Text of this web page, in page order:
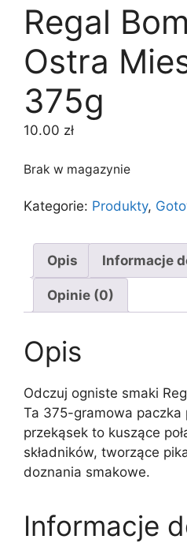
Regal
Ostra
375g
10.00 zł
Brak w magazynie
Kategorie: Produkty,
Opis Informacje
Opinie (0)
Opis
Odczuj ogniste smaki
Ta 375-gramowa paczka
przekąsek to kuszące
składników, tworzące
doznania smakowe.
Informacje